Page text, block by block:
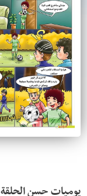
يوميات حسن الحلقة 78